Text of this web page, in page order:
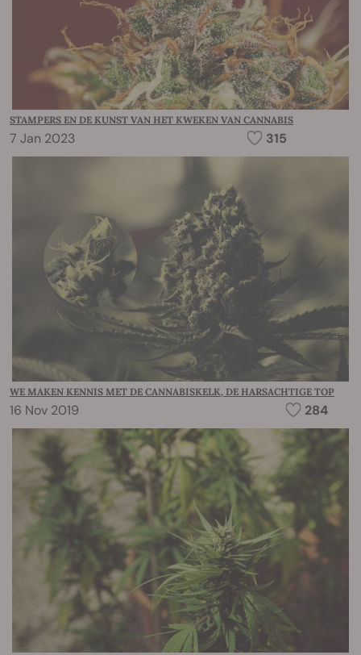
STAMPERS EN DE KUNST VAN HET KWEKEN VAN CANNABIS
7 Jan 2023 315
WE MAKEN KENNIS MET DE CANNABISKELK, DE HARSACHTIGE TOP
16 Nov 2019 284